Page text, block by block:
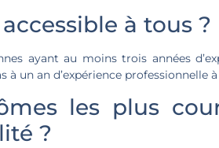
à tous ?
ayant au moins trois années
un an d’expérience professionnelle
les plus
?